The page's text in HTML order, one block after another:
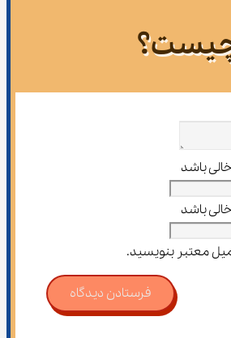
باشد
باشد
معتبر بنویسید.
فرستادن دیدگاه